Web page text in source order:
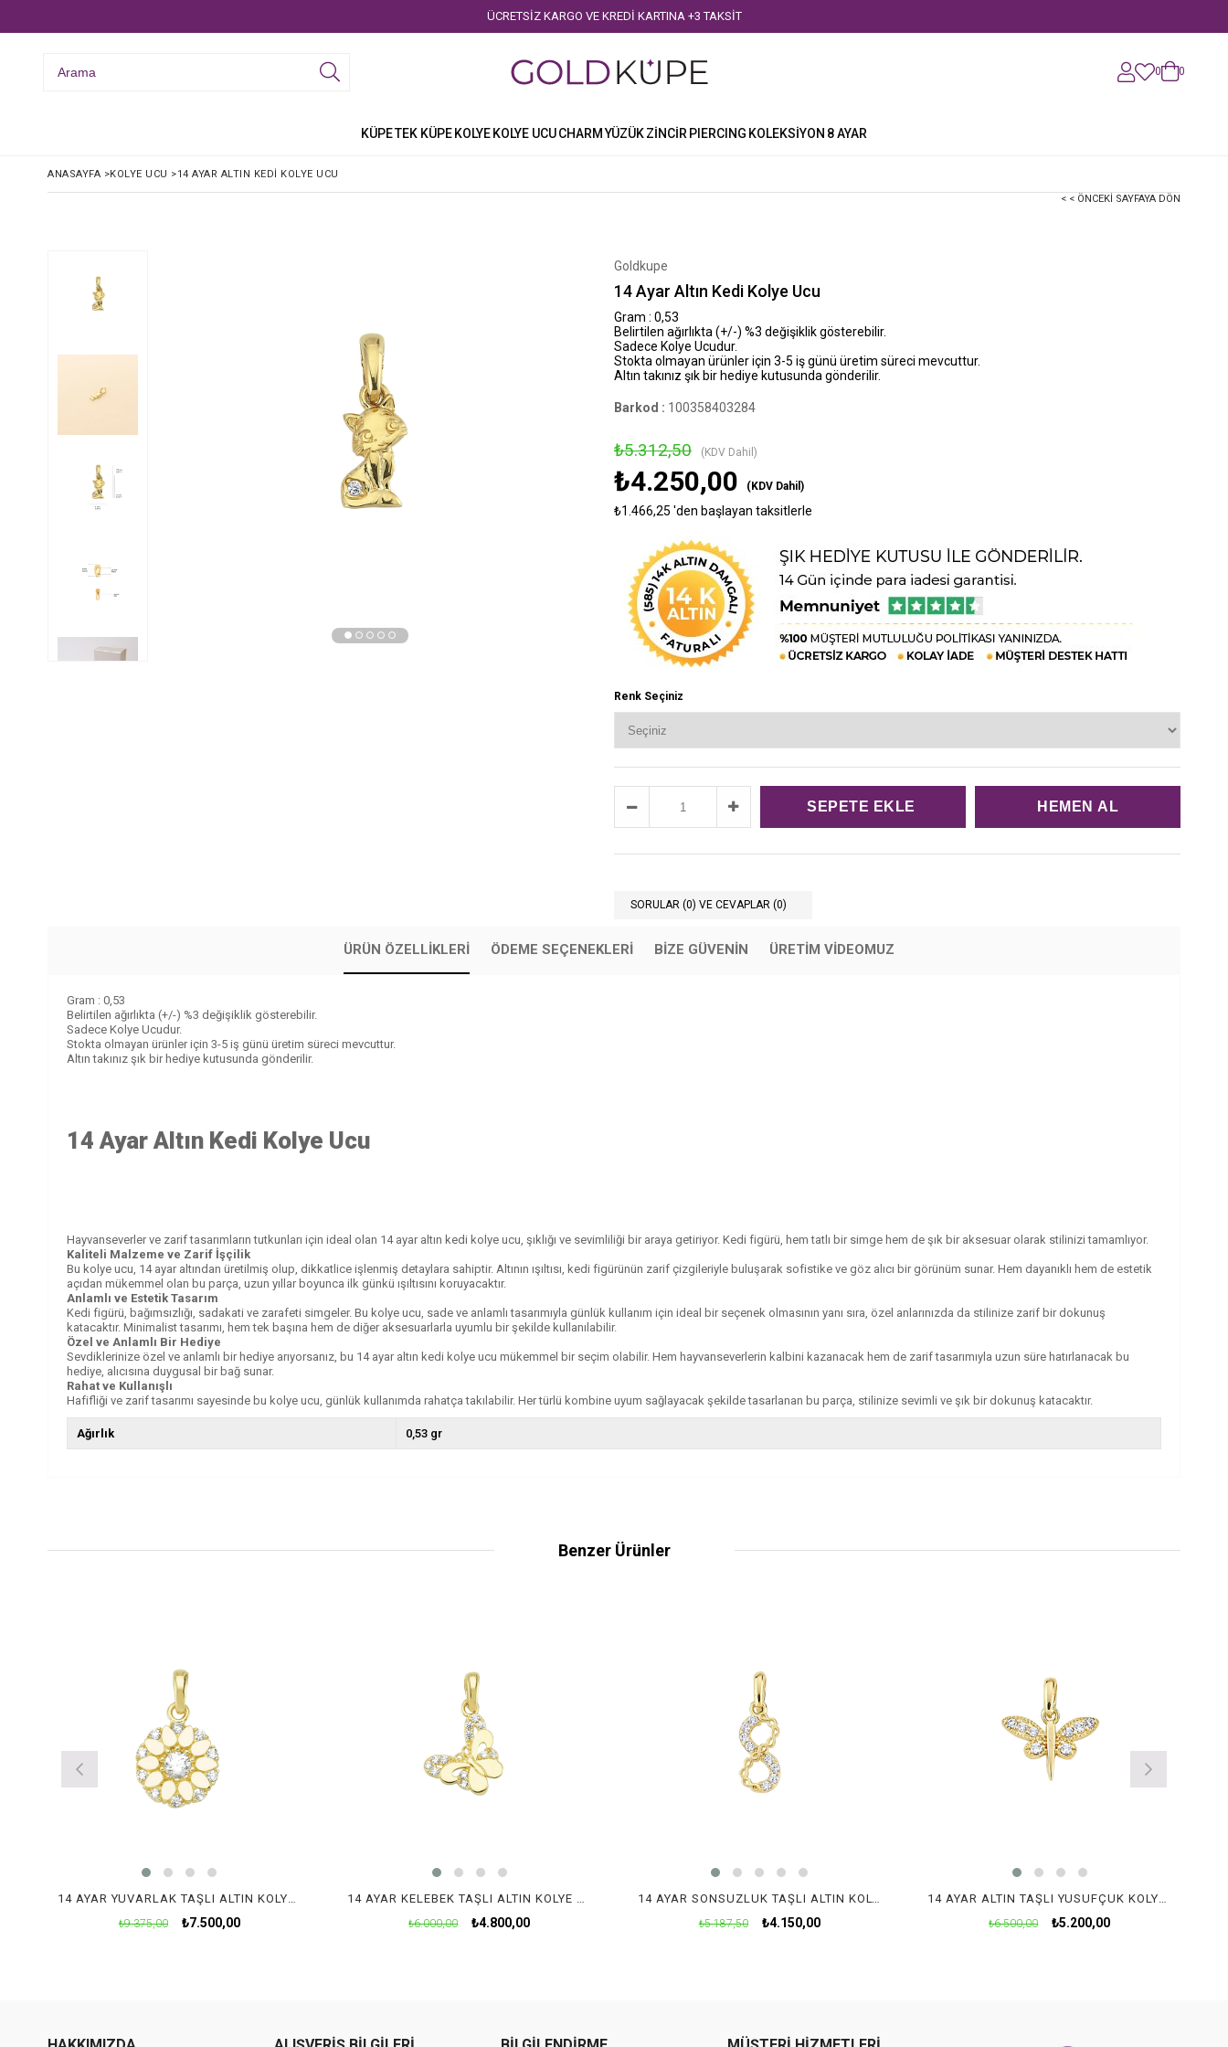
ÜCRETSİZ KARGO VE KREDİ KARTINA +3 TAKSİT
0 0
KÜPETEK KÜPEKOLYEKOLYE UCUCHARMYÜZÜKZİNCİR PIERCING KOLEKSİYON 8 AYAR
ANASAYFA >KOLYE UCU >14 AYAR ALTIN KEDI KOLYE UCU
< < ÖNCEKI SAYFAYA DÖN
Goldkupe
14 Ayar Altın Kedi Kolye Ucu
Gram : 0,53
Belirtilen ağırlıkta (+/-) %3 değişiklik gösterebilir.
Sadece Kolye Ucudur.
Stokta olmayan ürünler için 3-5 iş günü üretim süreci mevcuttur.
Altın takınız şık bir hediye kutusunda gönderilir.
Barkod : 100358403284
₺5.312,50 (KDV Dahil)
₺4.250,00 (KDV Dahil)
₺1.466,25 'den başlayan taksitlerle
Renk Seçiniz
SORULAR (0) VE CEVAPLAR (0)
ÜRÜN ÖZELLIKLERI ÖDEME SEÇENEKLERI BIZE GÜVENIN ÜRETİM VİDEOMUZ
Gram : 0,53
Belirtilen ağırlıkta (+/-) %3 değişiklik gösterebilir.
Sadece Kolye Ucudur.
Stokta olmayan ürünler için 3-5 iş günü üretim süreci mevcuttur.
Altın takınız şık bir hediye kutusunda gönderilir.
14 Ayar Altın Kedi Kolye Ucu
Hayvanseverler ve zarif tasarımların tutkunları için ideal olan 14 ayar altın kedi kolye ucu, şıklığı ve sevimliliği bir araya getiriyor. Kedi figürü, hem tatlı bir simge hem de şık bir aksesuar olarak stilinizi tamamlıyor.
Kaliteli Malzeme ve Zarif İşçilik
Bu kolye ucu, 14 ayar altından üretilmiş olup, dikkatlice işlenmiş detaylara sahiptir. Altının ışıltısı, kedi figürünün zarif çizgileriyle buluşarak sofistike ve göz alıcı bir görünüm sunar. Hem dayanıklı hem de estetik
açıdan mükemmel olan bu parça, uzun yıllar boyunca ilk günkü ışıltısını koruyacaktır.
Anlamlı ve Estetik Tasarım
Kedi figürü, bağımsızlığı, sadakati ve zarafeti simgeler. Bu kolye ucu, sade ve anlamlı tasarımıyla günlük kullanım için ideal bir seçenek olmasının yanı sıra, özel anlarınızda da stilinize zarif bir dokunuş
katacaktır. Minimalist tasarımı, hem tek başına hem de diğer aksesuarlarla uyumlu bir şekilde kullanılabilir.
Özel ve Anlamlı Bir Hediye
Sevdiklerinize özel ve anlamlı bir hediye arıyorsanız, bu 14 ayar altın kedi kolye ucu mükemmel bir seçim olabilir. Hem hayvanseverlerin kalbini kazanacak hem de zarif tasarımıyla uzun süre hatırlanacak bu
hediye, alıcısına duygusal bir bağ sunar.
Rahat ve Kullanışlı
Hafifliği ve zarif tasarımı sayesinde bu kolye ucu, günlük kullanımda rahatça takılabilir. Her türlü kombine uyum sağlayacak şekilde tasarlanan bu parça, stilinize sevimli ve şık bir dokunuş katacaktır.
Ağırlık 0,53 gr
Benzer Ürünler
14 AYAR YUVARLAK TAŞLI ALTIN KOLYE UCU
₺7.500,00
₺9.375,00
14 AYAR KELEBEK TAŞLI ALTIN KOLYE UCU
₺4.800,00
₺6.000,00
14 AYAR SONSUZLUK TAŞLI ALTIN KOLYE UCU
₺4.150,00
₺5.187,50
14 AYAR ALTIN TAŞLI YUSUFÇUK KOLYE UCU
₺5.200,00
₺6.500,00